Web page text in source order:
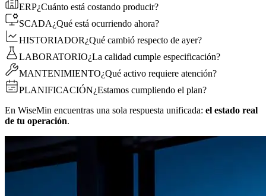
ERP¿Cuánto está costando producir?
SCADA¿Qué está ocurriendo ahora?
HISTORIADOR¿Qué cambió respecto de ayer?
LABORATORIO¿La calidad cumple especificación?
MANTENIMIENTO¿Qué activo requiere atención?
PLANIFICACIÓN¿Estamos cumpliendo el plan?
En WiseMin encuentras una sola respuesta unificada: el estado real
de tu operación.